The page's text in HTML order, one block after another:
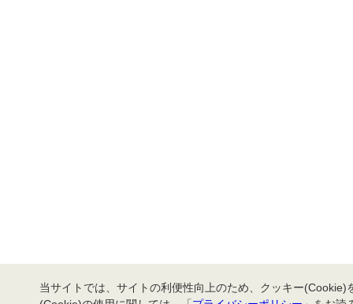
当サイトでは、サイトの利便性向上のため、クッキー